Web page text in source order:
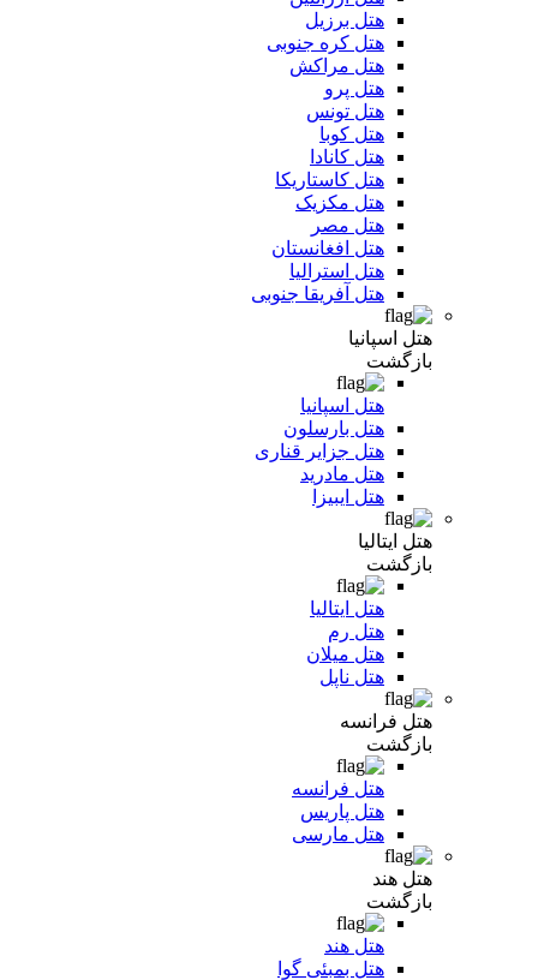
هتل برزیل
هتل کره جنوبی
هتل مراکش
هتل پرو
هتل تونس
هتل کوبا
هتل کانادا
هتل کاستاریکا
هتل مکزیک
هتل مصر
هتل افغانستان
هتل استرالیا
هتل آفریقا جنوبی
هتل اسپانیا
بازگشت
هتل اسپانیا
هتل بارسلون
هتل جزایر قناری
هتل مادرید
هتل ایبیزا
هتل ایتالیا
بازگشت
هتل ایتالیا
هتل رم
هتل میلان
هتل ناپل
هتل فرانسه
بازگشت
هتل فرانسه
هتل پاریس
هتل مارسی
هتل هند
بازگشت
هتل هند
هتل بمبئی گوا